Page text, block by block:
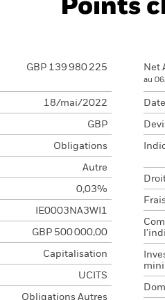
Points
GBP 139 980 225
18/mai/2022
GBP
Obligations
Autre
0,03%
IE0003NA3WI1
GBP 500 000,00
Capitalisation
UCITS
Obligations Autres
Net
au